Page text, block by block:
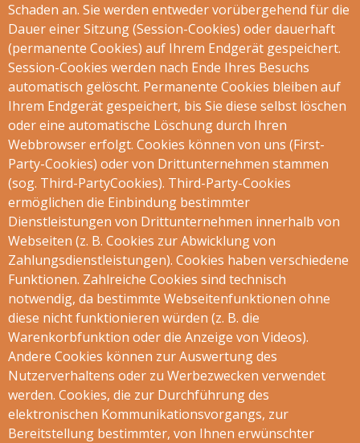
Schaden an. Sie werden entweder vorübergehend für die
Dauer einer Sitzung (Session-Cookies) oder dauerhaft
(permanente Cookies) auf Ihrem Endgerät gespeichert.
Session-Cookies werden nach Ende Ihres Besuchs
automatisch gelöscht. Permanente Cookies bleiben auf
Ihrem Endgerät gespeichert, bis Sie diese selbst löschen
oder eine automatische Löschung durch Ihren
Webbrowser erfolgt. Cookies können von uns (First-
Party-Cookies) oder von Drittunternehmen stammen
(sog. Third-PartyCookies). Third-Party-Cookies
ermöglichen die Einbindung bestimmter
Dienstleistungen von Drittunternehmen innerhalb von
Webseiten (z. B. Cookies zur Abwicklung von
Zahlungsdienstleistungen). Cookies haben verschiedene
Funktionen. Zahlreiche Cookies sind technisch
notwendig, da bestimmte Webseitenfunktionen ohne
diese nicht funktionieren würden (z. B. die
Warenkorbfunktion oder die Anzeige von Videos).
Andere Cookies können zur Auswertung des
Nutzerverhaltens oder zu Werbezwecken verwendet
werden. Cookies, die zur Durchführung des
elektronischen Kommunikationsvorgangs, zur
Bereitstellung bestimmter, von Ihnen erwünschter